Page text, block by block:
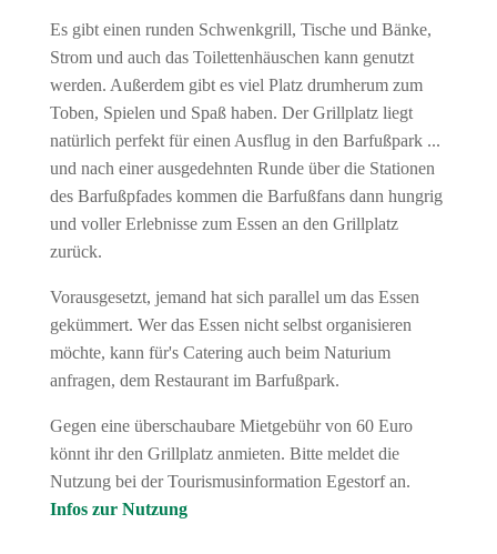
Es gibt einen runden Schwenkgrill, Tische und Bänke,
Strom und auch das Toilettenhäuschen kann genutzt
werden. Außerdem gibt es viel Platz drumherum zum
Toben, Spielen und Spaß haben. Der Grillplatz liegt
natürlich perfekt für einen Ausflug in den Barfußpark ...
und nach einer ausgedehnten Runde über die Stationen
des Barfußpfades kommen die Barfußfans dann hungrig
und voller Erlebnisse zum Essen an den Grillplatz
zurück.
Vorausgesetzt, jemand hat sich parallel um das Essen
gekümmert. Wer das Essen nicht selbst organisieren
möchte, kann für's Catering auch beim Naturium
anfragen, dem Restaurant im Barfußpark.
Gegen eine überschaubare Mietgebühr von 60 Euro
könnt ihr den Grillplatz anmieten. Bitte meldet die
Nutzung bei der Tourismusinformation Egestorf an.
Infos zur Nutzung